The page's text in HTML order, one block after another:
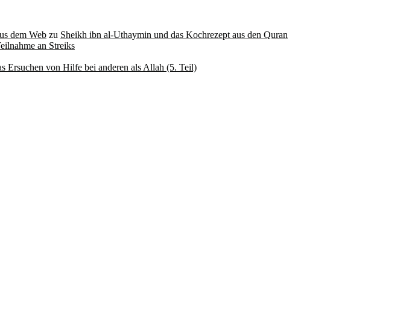
dem Web zu Sheikh ibn al-Uthaymin und das Kochrezept aus den Quran
an Streiks
Ersuchen von Hilfe bei anderen als Allah (5. Teil)